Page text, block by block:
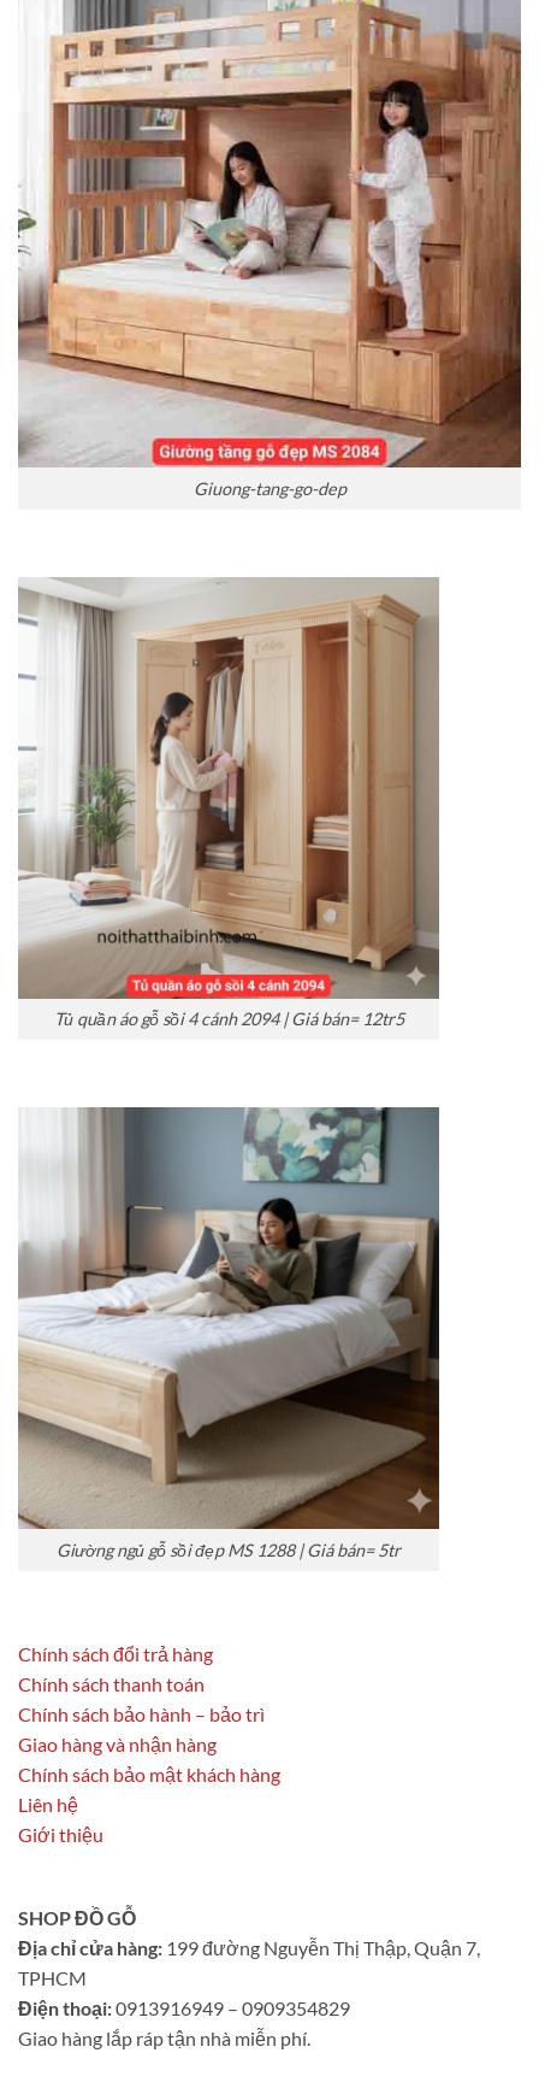
Giuong-tang-go-dep
Tủ quần áo gỗ sồi 4 cánh 2094 | Giá bán= 12tr5
Giường ngủ gỗ sồi đẹp MS 1288 | Giá bán= 5tr
Chính sách đổi trả hàng
Chính sách thanh toán
Chính sách bảo hành – bảo trì
Giao hàng và nhận hàng
Chính sách bảo mật khách hàng
Liên hệ
Giới thiệu
SHOP ĐỒ GỖ
Địa chỉ cửa hàng: 199 đường Nguyễn Thị Thập, Quận 7,
TPHCM
Điện thoại:0913916949 – 0909354829
Giao hàng lắp ráp tận nhà miễn phí.